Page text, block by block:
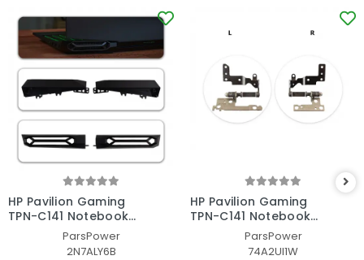
HP Pavilion Gaming
TPN-C141 Notebook
Menteşe Kapağı Seti
ParsPower
2N7ALY6B
HP Pavilion Gaming
TPN-C141 Notebook
Menteşe SetiParsPower
74A2UI1W